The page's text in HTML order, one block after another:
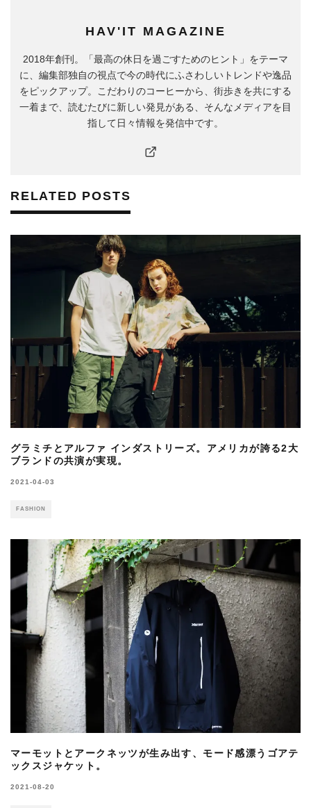
HAV'IT MAGAZINE
2018年創刊。「最高の休日を過ごすためのヒント」をテーマ
に、編集部独自の視点で今の時代にふさわしいトレンドや逸品
をピックアップ。こだわりのコーヒーから、街歩きを共にする
一着まで、読むたびに新しい発見がある、そんなメディアを目
指して日々情報を発信中です。
RELATED POSTS
グラミチとアルファ インダストリーズ。アメリカが誇る2大
ブランドの共演が実現。
2021-04-03
FASHION
マーモットとアークネッツが生み出す、モード感漂うゴアテ
ックスジャケット。
2021-08-20